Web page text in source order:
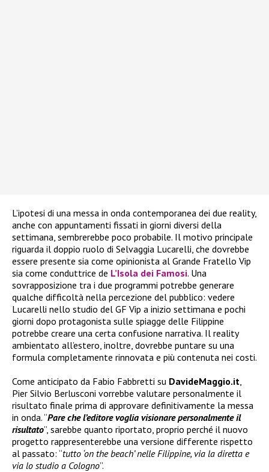
L’ipotesi di una messa in onda contemporanea dei due reality,
anche con appuntamenti fissati in giorni diversi della
settimana, sembrerebbe poco probabile. Il motivo principale
riguarda il doppio ruolo di Selvaggia Lucarelli, che dovrebbe
essere presente sia come opinionista al Grande Fratello Vip
sia come conduttrice de L’Isola dei Famosi. Una
sovrapposizione tra i due programmi potrebbe generare
qualche difficoltà nella percezione del pubblico: vedere
Lucarelli nello studio del GF Vip a inizio settimana e pochi
giorni dopo protagonista sulle spiagge delle Filippine
potrebbe creare una certa confusione narrativa. Il reality
ambientato all’estero, inoltre, dovrebbe puntare su una
formula completamente rinnovata e più contenuta nei costi.
Come anticipato da Fabio Fabbretti su DavideMaggio.it
Pier Silvio Berlusconi vorrebbe valutare personalmente il
risultato finale prima di approvare definitivamente la messa
in onda. “Pare che l’editore voglia visionare personalmente il
risultato”, sarebbe quanto riportato, proprio perché il nuovo
progetto rappresenterebbe una versione differente rispetto
al passato: “tutto ‘on the beach’ nelle Filippine, via la diretta e
via lo studio a Cologno”.